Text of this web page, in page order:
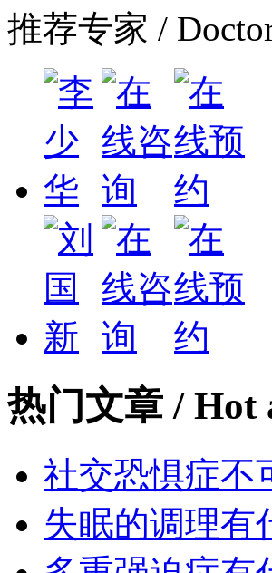
推荐专家 /
热门文章 / Hot
社交恐惧症不
失眠的调理有